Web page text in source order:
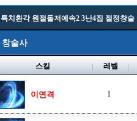
특치환각 원절돌저예속2 3난4집 절정창술
창술사
스킬 레벨
이연격 1